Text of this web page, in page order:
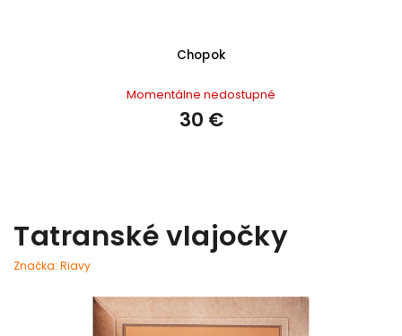
Chopok
Momentálne nedostupné
30 €
Tatranské vlajočky
Značka: Riavy